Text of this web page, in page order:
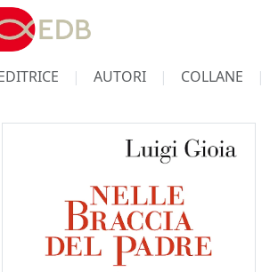
AUTORI COLLANE